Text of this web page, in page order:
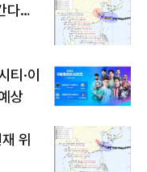
다…
티·이
상
위